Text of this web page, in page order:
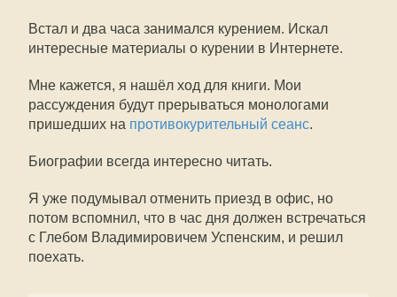
Встал и два часа занимался курением. Искал
интересные материалы о курении в Интернете.
Мне кажется, я нашёл ход для книги. Мои
рассуждения будут прерываться монологами
пришедших на противокурительный сеанс.
Биографии всегда интересно читать.
Я уже подумывал отменить приезд в офис, но
потом вспомнил, что в час дня должен встречаться
с Глебом Владимировичем Успенским, и решил
поехать.